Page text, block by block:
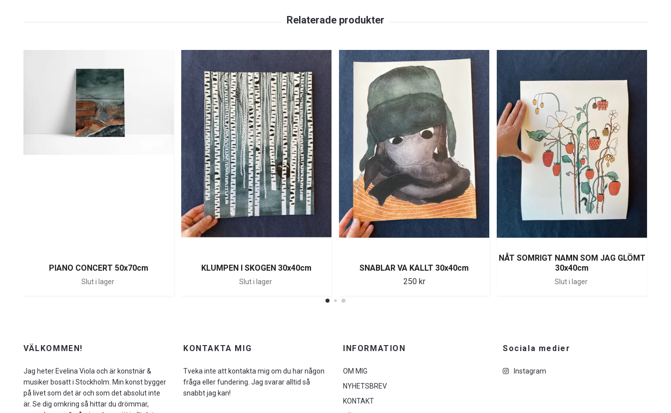
PIANO CONCERT 50x70cm
Slut i lager
KLUMPEN I SKOGEN 30x40cm
Slut i lager
SNABLAR VA KALLT 30x40cm
250 kr
NÅT SOMRIGT NAMN SOM JAG GLÖMT
30x40cm
Slut i lager
VÄLKOMMEN!
Jag heter Evelina Viola och är konstnär &
musiker bosatt i Stockholm. Min konst bygger
på livet som det är och som det absolut inte
är. Se dig omkring så hittar du drömmar,
KONTAKTA MIG
Tveka inte att kontakta mig om du har någon
fråga eller fundering. Jag svarar alltid så
snabbt jag kan!
INFORMATION
OM MIG
NYHETSBREV
KONTAKT
Sociala medier
Instagram